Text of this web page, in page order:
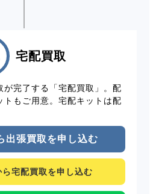
宅配買取
が完了する「宅配買取」。配
トもご用意。宅配キットは配
出張買取を申し込む
宅配買取を申し込む